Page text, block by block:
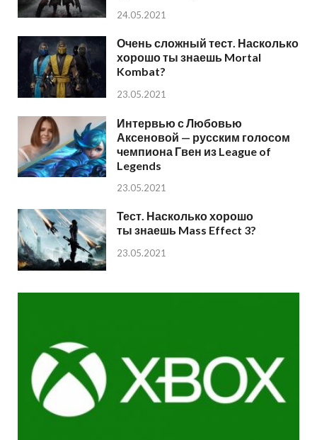
24.05.2021
Очень сложный тест. Насколько
хорошо ты знаешь Mortal
Kombat?
23.05.2021
Интервью с Любовью
Аксеновой — русским голосом
чемпиона Гвен из League of
Legends
23.05.2021
Тест. Насколько хорошо
ты знаешь Mass Effect 3?
23.05.2021